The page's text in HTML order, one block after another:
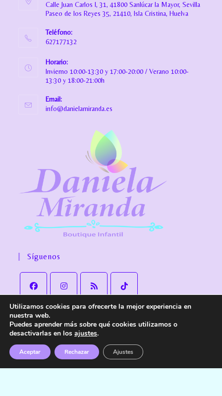
Calle Juan Carlos I, 31, 41800 Sanlúcar la Mayor, Sevilla
Paseo de los Reyes 35, 21410, Isla Cristina, Huelva
Teléfono:
627177132
Horario:
Invierno 10:00-13:30 y 17:00-20:00 / Verano 10:00-
13:30 y 18:00-21:00h
Email:
info@danielamiranda.es
Síguenos
Aviso Legal Política de Privacidad
Política de Envío y devoluciones
Accesibilidad
Utilizamos cookies para ofrecerte la mejor experiencia en
nuestra web.
Puedes aprender más sobre qué cookies utilizamos o
desactivarlas en los ajustes.
Aceptar Rechazar Ajustes